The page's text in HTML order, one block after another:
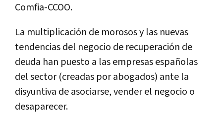
Comfia-CCOO.
La multiplicación de morosos y las nuevas
tendencias del negocio de recuperación de
deuda han puesto a las empresas españolas
del sector (creadas por abogados) ante la
disyuntiva de asociarse, vender el negocio o
desaparecer.